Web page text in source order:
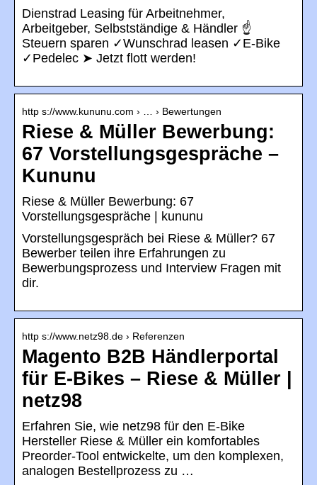
Dienstrad Leasing für Arbeitnehmer,
Arbeitgeber, Selbstständige & Händler ☝
Steuern sparen ✓Wunschrad leasen ✓E-Bike
✓Pedelec ➤ Jetzt flott werden!
http s://www.kununu.com › … › Bewertungen
Riese & Müller Bewerbung:
67 Vorstellungsgespräche –
Kununu
Riese & Müller Bewerbung: 67
Vorstellungsgespräche | kununu
Vorstellungsgespräch bei Riese & Müller? 67
Bewerber teilen ihre Erfahrungen zu
Bewerbungsprozess und Interview Fragen mit
dir.
http s://www.netz98.de › Referenzen
Magento B2B Händlerportal
für E-Bikes – Riese & Müller |
netz98
Erfahren Sie, wie netz98 für den E-Bike
Hersteller Riese & Müller ein komfortables
Preorder-Tool entwickelte, um den komplexen,
analogen Bestellprozess zu …